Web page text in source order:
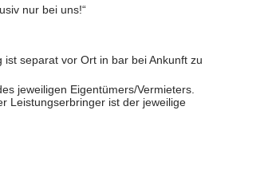
nur bei uns!“
separat vor Ort in bar bei Ankunft zu
jeweiligen Eigentümers/Vermieters.
Leistungserbringer ist der jeweilige